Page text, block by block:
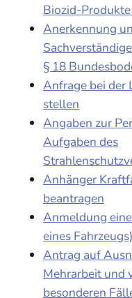
Biozid-
Anerkennung
§ 18
Anfrage bei der
stellen
Angaben zur
Aufgaben des
Anhänger
beantragen
Anmeldung
eines
Antrag auf
Mehrarbeit und
besonderen